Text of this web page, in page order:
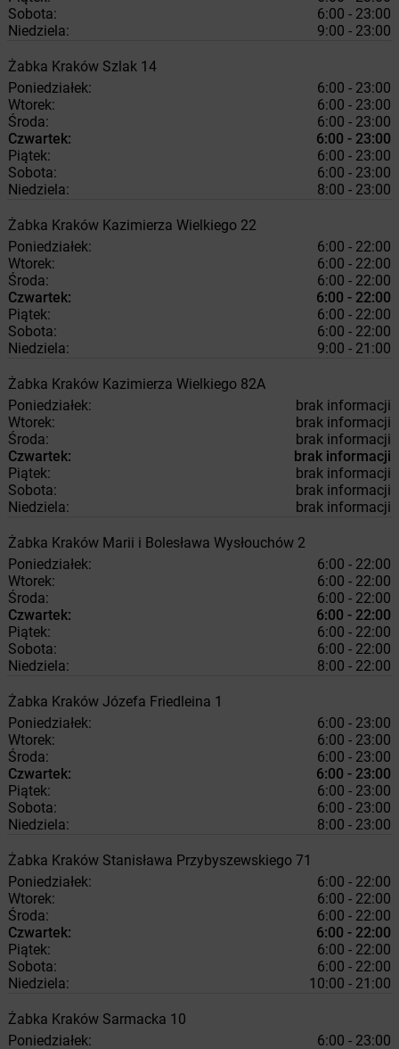
Sobota:
6:00 - 23:00
Niedziela:
9:00 - 23:00
Żabka Kraków Szlak 14
Poniedziałek:
6:00 - 23:00
Wtorek:
6:00 - 23:00
Środa:
6:00 - 23:00
Czwartek:
6:00 - 23:00
Piątek:
6:00 - 23:00
Sobota:
6:00 - 23:00
Niedziela:
8:00 - 23:00
Żabka Kraków Kazimierza Wielkiego 22
Poniedziałek:
6:00 - 22:00
Wtorek:
6:00 - 22:00
Środa:
6:00 - 22:00
Czwartek:
6:00 - 22:00
Piątek:
6:00 - 22:00
Sobota:
6:00 - 22:00
Niedziela:
9:00 - 21:00
Żabka Kraków Kazimierza Wielkiego 82A
Poniedziałek:
brak informacji
Wtorek:
brak informacji
Środa:
brak informacji
Czwartek:
brak informacji
Piątek:
brak informacji
Sobota:
brak informacji
Niedziela:
brak informacji
Żabka Kraków Marii i Bolesława Wysłouchów 2
Poniedziałek:
6:00 - 22:00
Wtorek:
6:00 - 22:00
Środa:
6:00 - 22:00
Czwartek:
6:00 - 22:00
Piątek:
6:00 - 22:00
Sobota:
6:00 - 22:00
Niedziela:
8:00 - 22:00
Żabka Kraków Józefa Friedleina 1
Poniedziałek:
6:00 - 23:00
Wtorek:
6:00 - 23:00
Środa:
6:00 - 23:00
Czwartek:
6:00 - 23:00
Piątek:
6:00 - 23:00
Sobota:
6:00 - 23:00
Niedziela:
8:00 - 23:00
Żabka Kraków Stanisława Przybyszewskiego 71
Poniedziałek:
6:00 - 22:00
Wtorek:
6:00 - 22:00
Środa:
6:00 - 22:00
Czwartek:
6:00 - 22:00
Piątek:
6:00 - 22:00
Sobota:
6:00 - 22:00
Niedziela:
10:00 - 21:00
Żabka Kraków Sarmacka 10
Poniedziałek:
6:00 - 23:00